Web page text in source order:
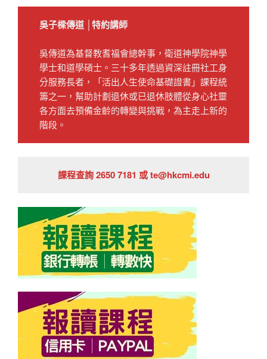
吳子樑傳道 │特約講師
吳傳道為基督教耆福會總幹事，衛道神學院神學
學士和道學碩士。三十多年透過資深註冊社工身
分服務長者，「活出人生使命基礎證書」課程統
籌之一，幫助計劃退休或已退休肢體從身心社靈
各方面去預備金齡的轉變與挑戰，為主走上新的
階段。
課程查詢 2650 7181 或 te@hkcmi.edu